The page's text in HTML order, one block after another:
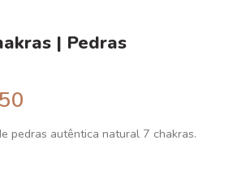
| Pedras
pedras autêntica natural 7 chakras.